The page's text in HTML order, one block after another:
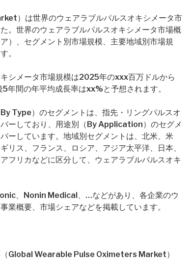
）は世界のウェアラブルパルスオキシメータ市
。世界のウェアラブルパルスオキシメータ市場概
）、セグメント別市場規模、主要地域別市場規
。
シメータ市場規模は2025年のxxx百万ドルから
間の年平均成長率はxx%と予想されます。
Type）のセグメントは、指先・リングパルスオ
ーしており、用途別（By Application）のセグメ
ーしています。地域別セグメントは、北米、米
リス、フランス、ロシア、アジア太平洋、日本、
フリカなどに区分して、ウェアラブルパルスオキ
、Nonin Medical、…などがあり、各企業のウ
業概要、市場シェアなどを掲載しています。
Global Wearable Pulse Oximeters Market）